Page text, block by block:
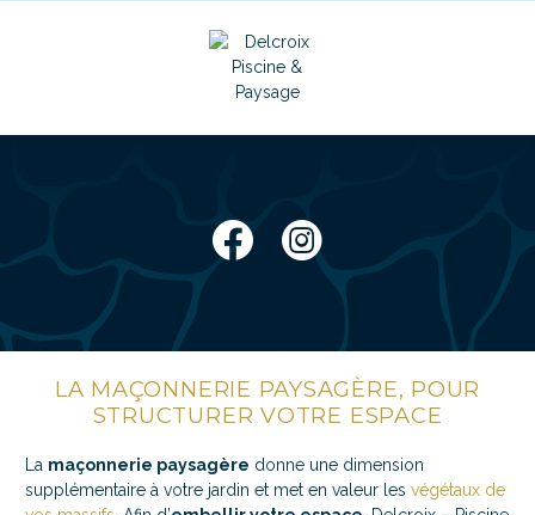
LA MAÇONNERIE PAYSAGÈRE, POUR
STRUCTURER VOTRE ESPACE
La maçonnerie paysagère donne une dimension
supplémentaire à votre jardin et met en valeur les végétaux de